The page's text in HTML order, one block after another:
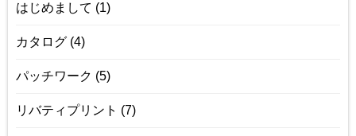
はじめまして (1)
カタログ (4)
パッチワーク (5)
リバティプリント (7)